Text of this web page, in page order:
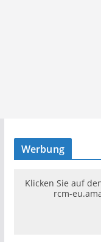
Werbung
Klicken Sie auf
rcm-